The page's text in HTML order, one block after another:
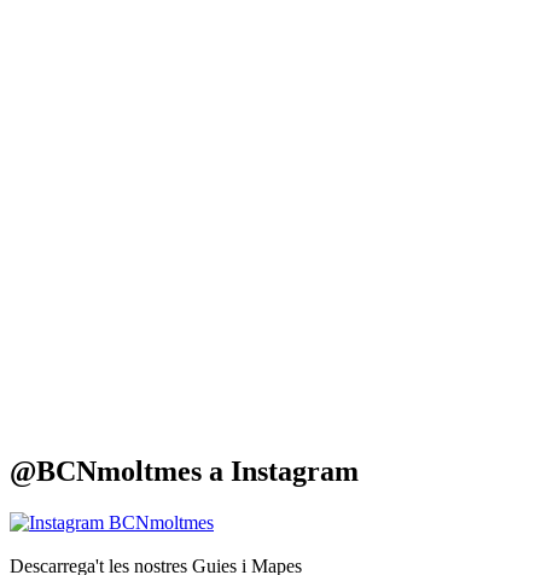
@BCNmoltmes a Instagram
Descarrega't les nostres Guies i Mapes